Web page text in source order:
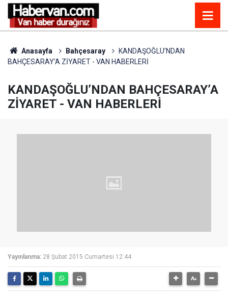
Anasayfa Bahçesaray
KANDAŞOĞLU’NDAN
BAHÇESARAY’A ZİYARET - VAN HABERLERİ
KANDAŞOĞLU’NDAN BAHÇESARAY’A
ZİYARET - VAN HABERLERİ
Yayınlanma: 28 Şubat 2015 Cumartesi 12:44